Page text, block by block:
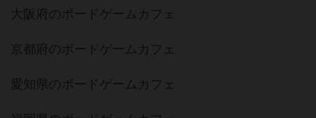
大阪府のボードゲームカフェ
京都府のボードゲームカフェ
愛知県のボードゲームカフェ